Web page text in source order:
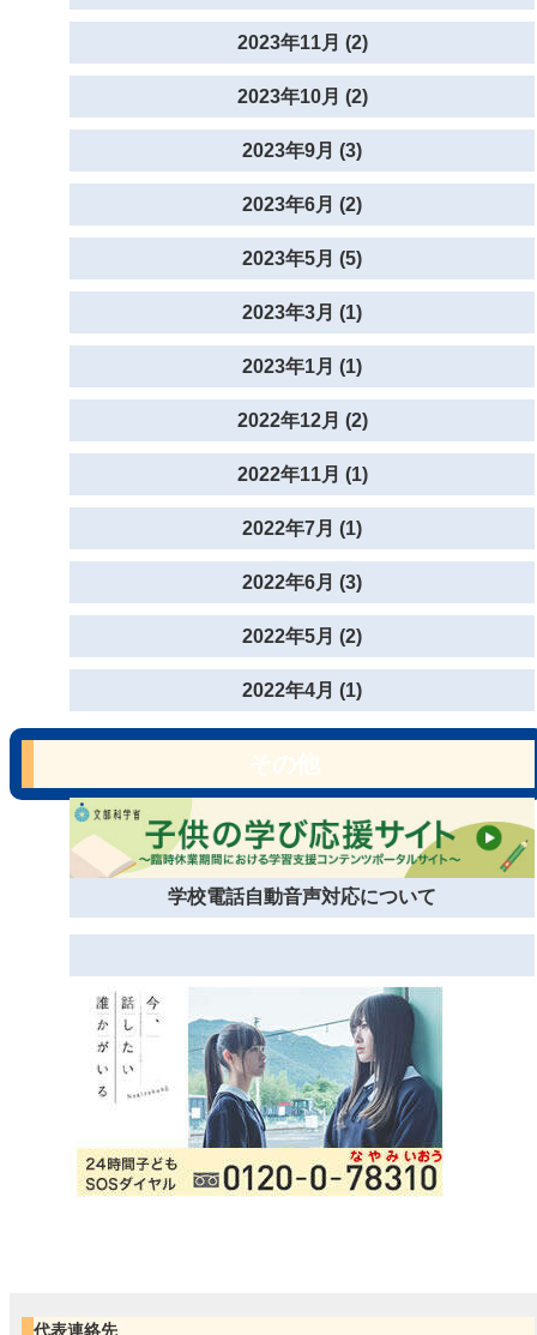
2023年11月 (2)
2023年10月 (2)
2023年9月 (3)
2023年6月 (2)
2023年5月 (5)
2023年3月 (1)
2023年1月 (1)
2022年12月 (2)
2022年11月 (1)
2022年7月 (1)
2022年6月 (3)
2022年5月 (2)
2022年4月 (1)
学校電話自動音声対応について
代表連絡先